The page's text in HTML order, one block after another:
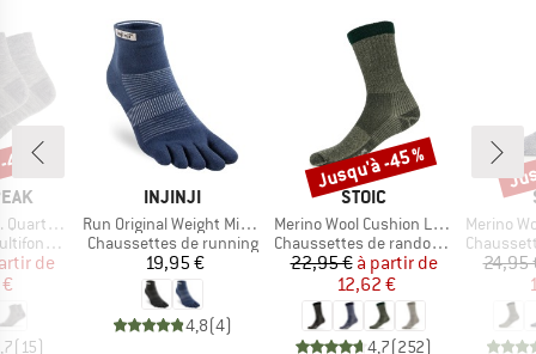
2-Pack
réduit
de
(15)
%
MARQUE
INJINJI
Article
Run Original Weight Mini Crew
Product group
Chaussettes de running
Prix
19,95 €
4,8(4)
MARQUE
STOIC
Article
Merino Wool Cushion Light Socks
Product group
Chaussettes de randonnée
Prix
22,95 € Prix réduit
à partir de
12,62 €
4,7(252)
Remise
Jusqu'à -45 %
Article
Merino Wool
Product
24,95